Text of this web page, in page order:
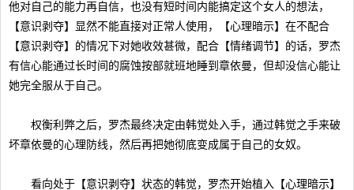
他对自己的能力再自信，也没有短时间内能搞定这个女人的想法，
【意识剥夺】显然不能直接对正常人使用，【心理暗示】在不配合
【意识剥夺】的情况下对她收效甚微，配合【情绪调节】的话，罗杰
有信心能通过长时间的腐蚀按部就班地睡到章依曼，但却没信心能让
她完全服从于自己。
权衡利弊之后，罗杰最终决定由韩觉处入手，通过韩觉之手来破
坏章依曼的心理防线，然后再把她彻底变成属于自己的女奴。
看向处于【意识剥夺】状态的韩觉，罗杰开始植入【心理暗示】